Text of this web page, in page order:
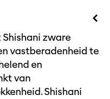
Shishani zware
vastberadenheid te
en
van
Shishani